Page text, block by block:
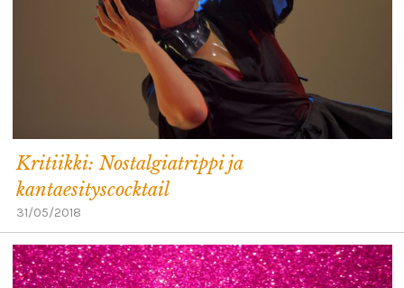
Kritiikki: Nostalgiatrippi ja
kantaesityscocktail
31/05/2018